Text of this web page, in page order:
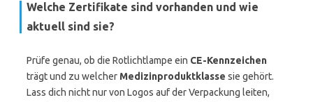
Welche Zertifikate sind vorhanden und wie
aktuell sind sie?
Prüfe genau, ob die Rotlichtlampe ein CE-Kennzeichen
trägt und zu welcher Medizinproduktklasse sie gehört.
Lass dich nicht nur von Logos auf der Verpackung leiten,